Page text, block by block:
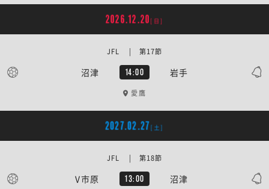
2026.12.20 [日]
沼津 14:00 岩手
JFL | 第17節
愛鷹
2027.02.27[土]
V市原 13:00 沼津
JFL | 第18節